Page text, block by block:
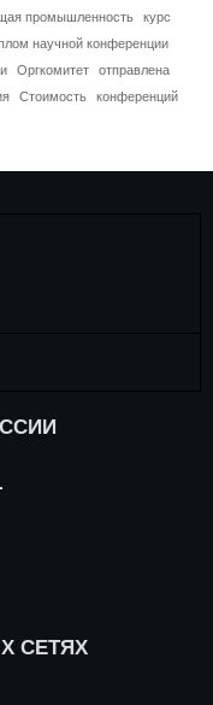
промышленность
курс
научной конференции
Оргкомитет
отправлена
Стоимость
конференций
СЕТЯХ